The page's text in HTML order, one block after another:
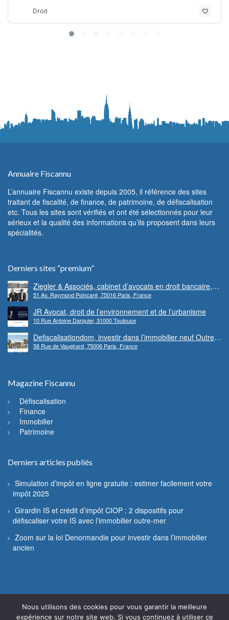
Droit
Annuaire Fiscannu
L’annuaire Fiscannu existe depuis 2005, il référence des sites
traitant de fiscalité, de finance, de patrimoine, de défiscalisation
etc. Tous les sites sont vérifiés et ont été sélectionnés pour leur
sérieux et la qualité des informations qu’ils proposent dans leurs
spécialités.
Derniers sites “premium”
Ziegler & Associés, cabinet d’avocats en droit bancaire,
cryptomonnaie et escroqueries financières
51 Av. Raymond Poincaré, 75016 Paris, France
JR Avocat, droit de l’environnement et de l’urbanisme
10 Rue Antoine Darquier, 31000 Toulouse
Defiscalisationdom, investir dans l’immobilier neuf Outre-
mer
58 Rue de Vaugirard, 75006 Paris, France
Magazine Fiscannu
Défiscalisation
Finance
Immobilier
Patrimoine
Derniers articles publiés
Simulation d’impôt en ligne gratuite : estimer facilement votre
impôt 2025
Girardin IS et crédit d’impôt CIOP : 2 dispositifs pour
défiscaliser votre IS avec l’immobilier outre-mer
Zoom sur la loi Denormandie pour investir dans l’immobilier
ancien
© Fiscannu 2005 - 2022 - Reproduction interdite
Nous utilisons des cookies pour vous garantir la meilleure
expérience sur notre site web. Si vous continuez à utiliser ce